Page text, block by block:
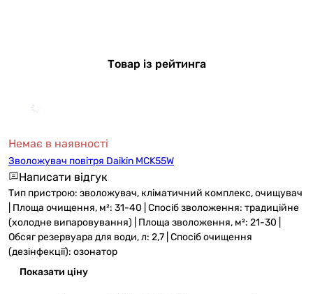
Товар із рейтинга
Немає в наявності
Зволожувач повітря Daikin MCK55W
Написати відгук
Тип пристрою: зволожувач, кліматичний комплекс, очищувач
| Площа очищення, м²: 31-40 | Спосіб зволоження: традиційне
(холодне випаровування) | Площа зволоження, м²: 21-30 |
Обсяг резервуара для води, л: 2,7 | Спосіб очищення
(дезінфекції): озонатор
Показати ціну